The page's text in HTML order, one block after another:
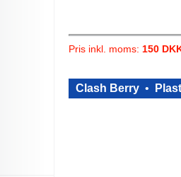
Pris inkl. moms: 150
Clash Berry •